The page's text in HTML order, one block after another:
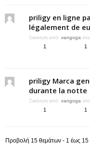
priligy en ligne
légalement de
Ξεκίνησε από: vangoga
1 1
priligy Marca
durante la notte
Ξεκίνησε από: vangoga
1 1
Προβολή 15 θεμάτων - 1 έως 15